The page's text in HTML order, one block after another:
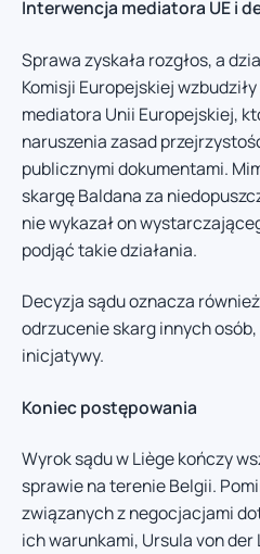
Interwencja mediatora UE i
Sprawa zyskała rozgłos, a
Komisji Europejskiej
mediatora Unii Europejskiej,
naruszenia zasad
publicznymi dokumentami.
skargę Baldana za
nie wykazał on
podjąć takie działania.
Decyzja sądu oznacza
odrzucenie skarg innych osób,
inicjatywy.
Koniec postępowania
Wyrok sądu w Liège kończy
sprawie na terenie Belgii.
związanych z negocjacjami
ich warunkami, Ursula von